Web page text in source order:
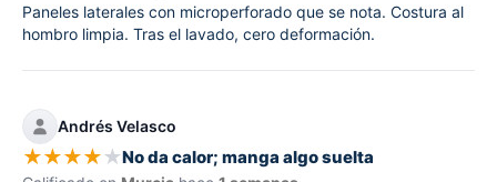
Paneles laterales con microperforado que se nota. Costura al
hombro limpia. Tras el lavado, cero deformación.
Andrés Velasco
★★★★★No da calor; manga algo suelta